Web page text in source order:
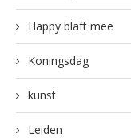
Happy blaft mee
Koningsdag
kunst
Leiden